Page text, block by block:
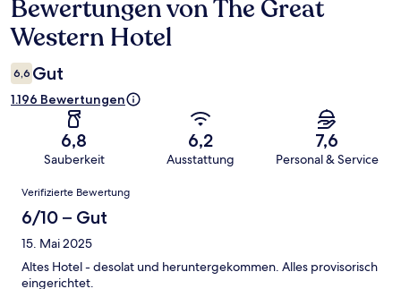
Bewertungen
Bewertungen von The Great
Western Hotel
6,6 Gut
1.196 Bewertungen
6,8
Sauberkeit
6,2
Ausstattung
7,6
Personal & Service
Bewertungen
Verifizierte Bewertung
6/10 – Gut
15. Mai 2025
Altes Hotel - desolat und heruntergekommen. Alles provisorisch
eingerichtet.